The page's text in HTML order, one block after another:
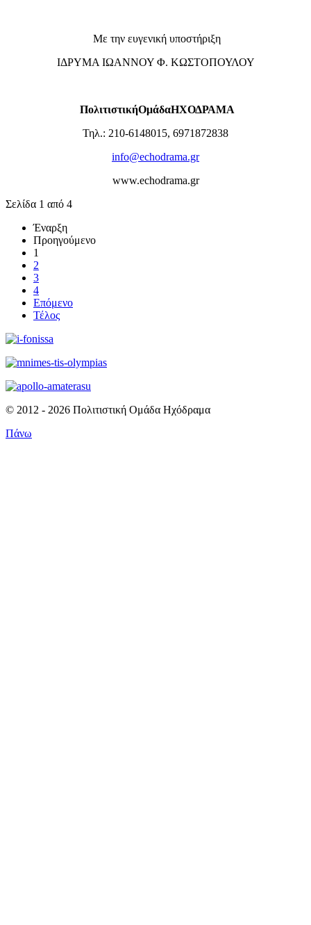
Με την ευγενική υποστήριξη
ΙΔΡΥΜΑ ΙΩΑΝΝΟΥ Φ. ΚΩΣΤΟΠΟΥΛΟΥ
ΠολιτιστικήΟμάδαΗΧΟΔΡΑΜΑ
Τηλ.: 210-6148015, 6971872838
info@echodrama.gr
www.echodrama.gr
Σελίδα 1 από 4
Έναρξη
Προηγούμενο
1
2
3
4
Επόμενο
Τέλος
© 2012 - 2026 Πολιτιστική Ομάδα Ηχόδραμα
Πάνω